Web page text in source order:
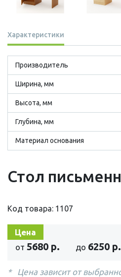
Характеристики
Производитель
Ширина, мм
Высота, мм
Глубина, мм
Материал основания
Стол
Код товара: 1107
Цена
от 5680 р. до 6250 р.
Цена зависит от